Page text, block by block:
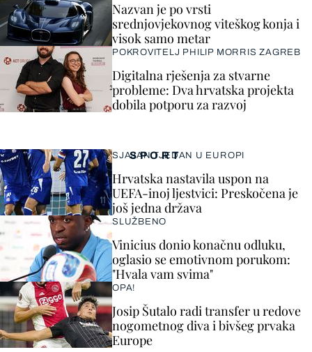
SPORT
SJAJAN TJEDAN U EUROPI
Hrvatska nastavila uspon na
UEFA-inoj ljestvici: Preskočena je
još jedna država
SLUŽBENO
Vinicius donio konačnu odluku,
oglasio se emotivnom porukom:
"Hvala vam svima"
OPA!
Josip Šutalo radi transfer u redove
nogometnog diva i bivšeg prvaka
Europe
Nazvan je po vrsti
srednjovjekovnog viteškog konja i
visok samo metar
POKROVITELJ PHILIP MORRIS ZAGREB
Digitalna rješenja za stvarne
probleme: Dva hrvatska projekta
dobila potporu za razvoj